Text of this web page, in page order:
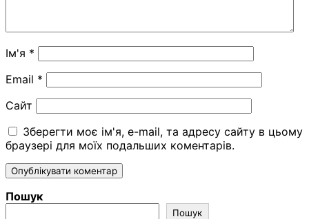
Ім'я *
Email *
Сайт
Зберегти моє ім'я, e-mail, та адресу сайту в цьому
браузері для моїх подальших коментарів.
Пошук
Пошук